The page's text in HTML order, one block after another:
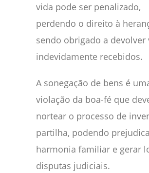
vida pode ser penalizado,
perdendo o direito à
sendo obrigado a devolver
indevidamente recebidos.
A sonegação de bens é
violação da boa-fé que
nortear o processo de
partilha, podendo
harmonia familiar e gerar
disputas judiciais.